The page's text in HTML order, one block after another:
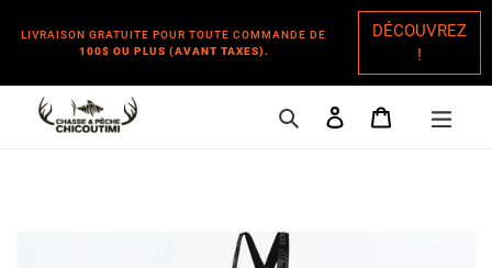
LIVRAISON GRATUITE POUR TOUTE COMMANDE DE
100$ OU PLUS (AVANT TAXES).
DÉCOUVREZ
!
RechercherSe connecter
Panier